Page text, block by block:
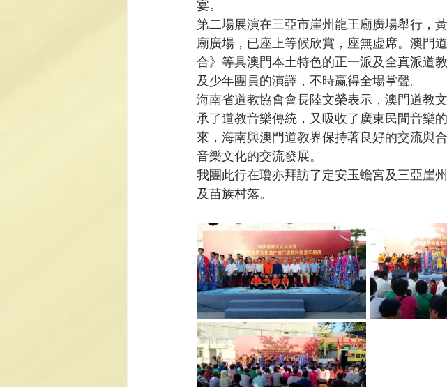
宴。
第二場展演在三亞市崖州龍王廟廣場舉行，
廟廣場，已座上等候欣賞，座無虚席。澳門
合》等具澳門本土特色的正一派及全真派道
及少年團員的演譯，不時赢得全場掌聲。
海南省道教協會會長陸文榮表示，澳門道教
承了道教音樂傳統，又吸收了廣東民間音樂
來，海南與澳門道教界保持著良好的交流與
音樂文化的交流發展。
我團此行在瓊亦拜訪了定安玉蟾宮及三亞崖
及苗族村落。